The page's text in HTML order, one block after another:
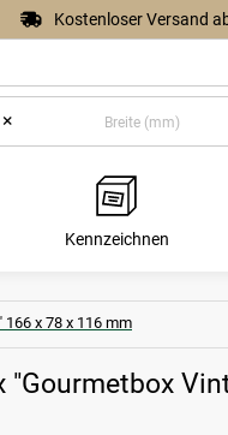
Kostenloser Versand
×
Kennzeichnen
x 78 x 116 mm
"Gourmetbox